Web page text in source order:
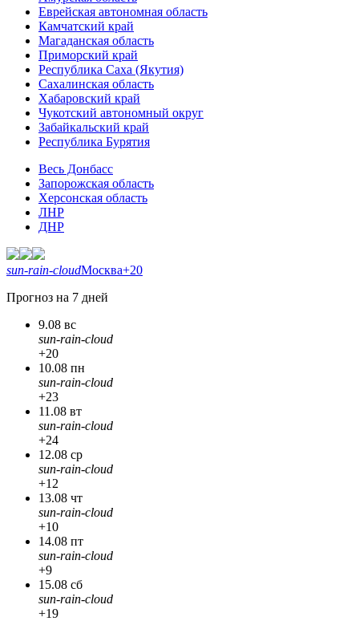
Еврейская автономная область
Камчатский край
Магаданская область
Приморский край
Республика Саха (Якутия)
Сахалинская область
Хабаровский край
Чукотский автономный округ
Забайкальский край
Республика Бурятия
Весь Донбасс
Запорожская область
Херсонская область
ЛНР
ДНР
sun-rain-cloudМосква+20
Прогноз на 7 дней
9.08 вс
sun-rain-cloud
+20
10.08 пн
sun-rain-cloud
+23
11.08 вт
sun-rain-cloud
+24
12.08 ср
sun-rain-cloud
+12
13.08 чт
sun-rain-cloud
+10
14.08 пт
sun-rain-cloud
+9
15.08 сб
sun-rain-cloud
+19